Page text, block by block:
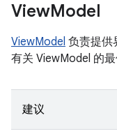
ViewModel
ViewModel 负责提供
有关 ViewModel 的最
建议